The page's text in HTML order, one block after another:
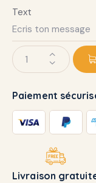
sur
client
Text
Paiement
Livraison